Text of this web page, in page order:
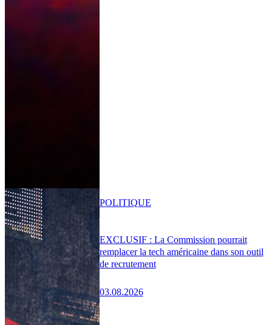
EXCLUSIF : La Commission pourrait
remplacer la tech américaine dans son outil
de recrutement
03.08.2026
POLITIQUE